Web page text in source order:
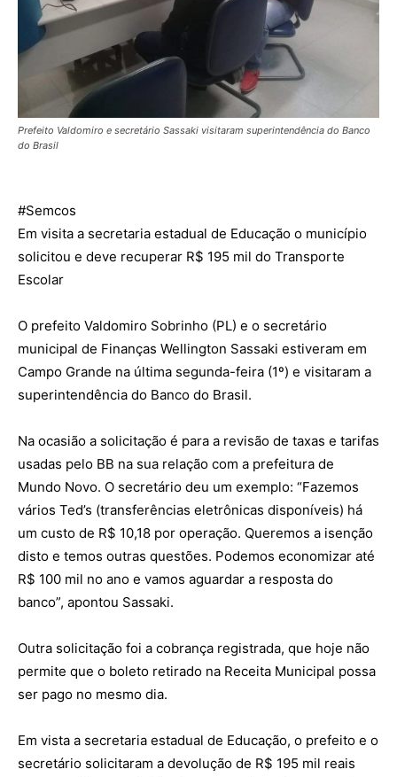
Prefeito Valdomiro e secretário Sassaki visitaram superintendência do Banco
do Brasil
#Semcos
Em visita a secretaria estadual de Educação o município
solicitou e deve recuperar R$ 195 mil do Transporte
Escolar
O prefeito Valdomiro Sobrinho (PL) e o secretário
municipal de Finanças Wellington Sassaki estiveram em
Campo Grande na última segunda-feira (1º) e visitaram a
superintendência do Banco do Brasil.
Na ocasião a solicitação é para a revisão de taxas e tarifas
usadas pelo BB na sua relação com a prefeitura de
Mundo Novo. O secretário deu um exemplo: “Fazemos
vários Ted’s (transferências eletrônicas disponíveis) há
um custo de R$ 10,18 por operação. Queremos a isenção
disto e temos outras questões. Podemos economizar até
R$ 100 mil no ano e vamos aguardar a resposta do
banco”, apontou Sassaki.
Outra solicitação foi a cobrança registrada, que hoje não
permite que o boleto retirado na Receita Municipal possa
ser pago no mesmo dia.
Em vista a secretaria estadual de Educação, o prefeito e o
secretário solicitaram a devolução de R$ 195 mil reais